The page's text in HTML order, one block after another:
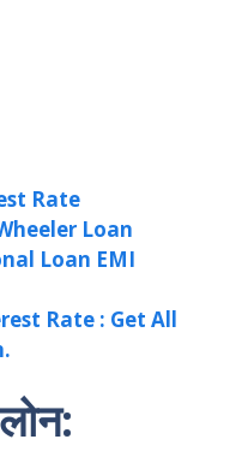
Rate
Loan
Loan EMI
Rate : Get All